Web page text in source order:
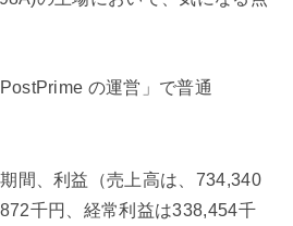
の運営」で普通
間、利益（売上高は、734,340
千円、経常利益は338,454千